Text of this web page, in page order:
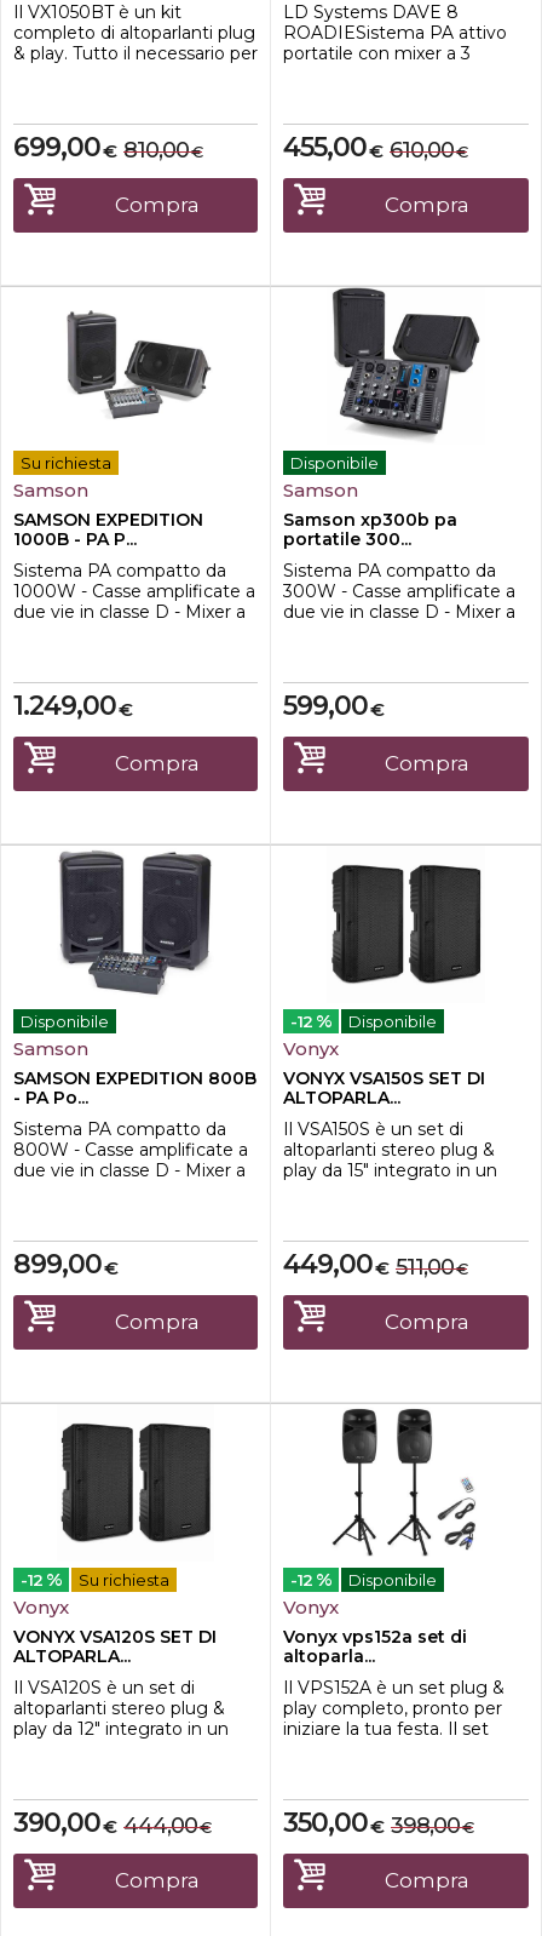
Il VX1050BT è un kit
completo di altoparlanti plug
& play. Tutto il necessario per
subwoofer da 12" che ospita
l'amplificatore, entrambi i
top e il subwoofer passivo
sono collegati all'unità
dell'amplificatore. Il ric...
€
699,00 €
810,00
Compra
LD Systems DAVE 8
ROADIESistema PA attivo
portatile con mixer a 3
passiviUnità mixer a tre
canali integrataCollegamenti
per microfono, chitarra,
tastiera, batterie
elettroniche, lettori MP3,
laptop o PC, mixer e molto
€
455,00 €
610,00
Compra
Su richiesta
Samson
SAMSON EXPEDITION
1000B - PA P...
Sistema PA compatto da
1000W - Casse amplificate a
due vie in classe D - Mixer a
RCA - Phantom power -
Porta USB per
collegamento wireless
tramite Stage XPD1
(opzionale) - EQ bassi e alti -
Output jack da 1/8'' - Output
€
1.249,00
Compra
Disponibile
Samson
Samson xp300b pa
portatile 300...
Sistema PA compatto da
300W - Casse amplificate a
due vie in classe D - Mixer a
mini jack stereo da 1/8'' -
Phantom power - Porta USB
per collegamento wireless
tramite Stage XPD1
(opzionale) - Connesione
Bluetooth - EQ bassi ...
€
599,00
Compra
Disponibile
Samson
SAMSON EXPEDITION 800B
- PA Po...
Sistema PA compatto da
800W - Casse amplificate a
due vie in classe D - Mixer a
RCA - Phantom power -
Porta USB per
collegamento wireless
tramite Stage XPD1
(opzionale) - Connesione
Bluetooth - EQ bassi e alti -
€
899,00
Compra
-12 % Disponibile
Vonyx
VONYX VSA150S SET DI
ALTOPARLA...
Il VSA150S è un set di
altoparlanti stereo plug &
play da 15" integrato in un
con un potente
amplificatore stereo
integrato abbinato a uno
passivo da 15". Il modello
attivo ospita l'amplificatore
che ha un let...
€
449,00 €
511,00
Compra
-12 % Su richiesta
Vonyx
VONYX VSA120S SET DI
ALTOPARLA...
Il VSA120S è un set di
altoparlanti stereo plug &
play da 12" integrato in un
con un potente
amplificatore stereo
integrato abbinato a uno
passivo da 12". Il modello
attivo ospita l'amplificatore
che ha un let...
€
390,00 €
444,00
Compra
-12 % Disponibile
Vonyx
Vonyx vps152a set di
altoparla...
Il VPS152A è un set plug &
play completo, pronto per
iniziare la tua festa. Il set
Il modello attivo ospita
l'amplificatore che ha un
lettore USB/SD integrato e
tecnologia wireless BT per
riprodurre in streaming la tu...
€
350,00 €
398,00
Compra